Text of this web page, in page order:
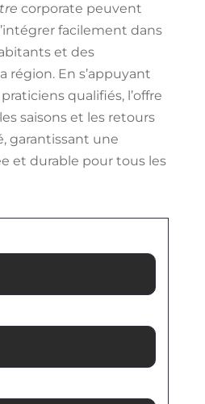
corporate peuvent
facilement dans
et des
région. En s’appuyant
qualifiés, l’offre
saisons et les retours
garantissant une
et durable pour tous les